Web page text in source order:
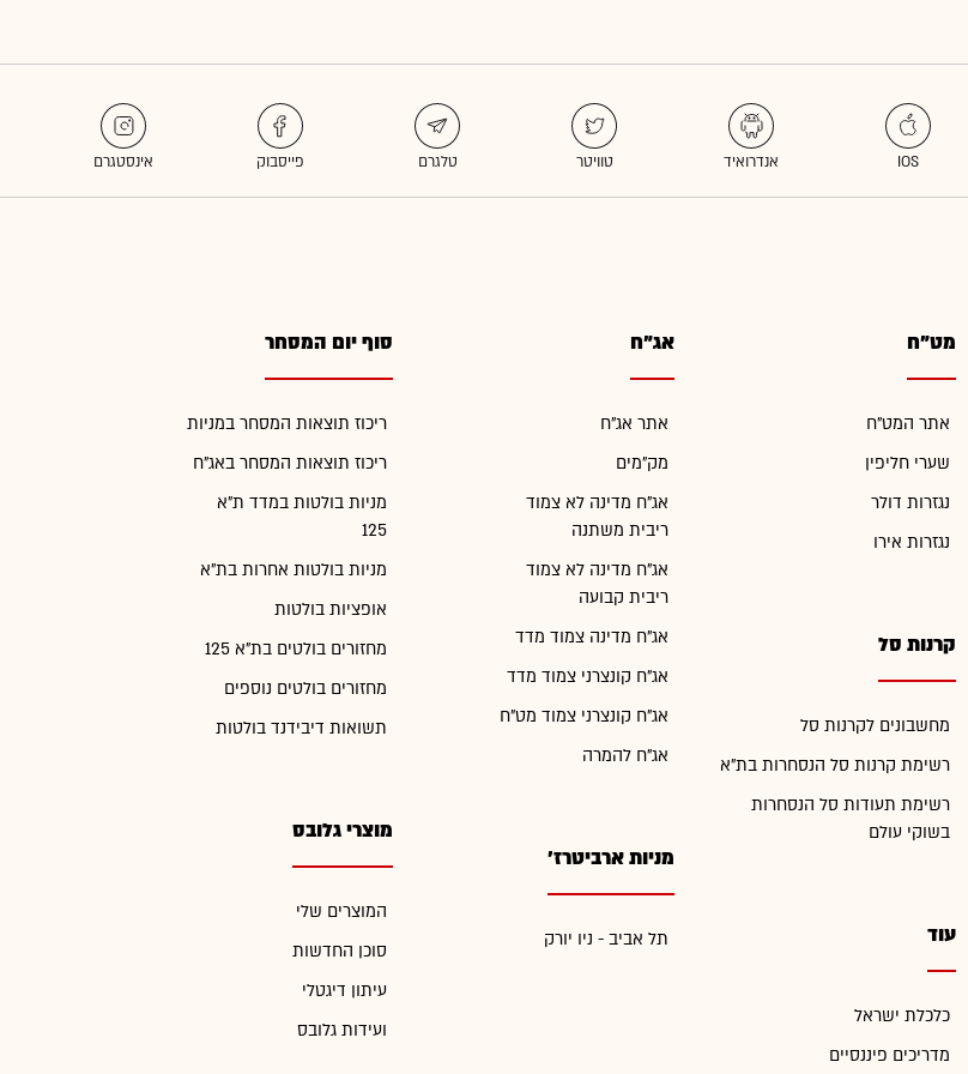
מט"ח
אתר המט"ח
שערי חליפין
נגזרות דולר
נגזרות אירו
קרנות סל
מחשבונים לקרנות סל
רשימת קרנות סל הנסחרות בת"א
רשימת תעודות סל הנסחרות
בשוקי עולם
עוד
כלכלת ישראל
מדריכים פיננסיים
אג"ח
אתר אג"ח
מק"מים
אג"ח מדינה לא צמוד
ריבית משתנה
אג"ח מדינה לא צמוד
ריבית קבועה
אג"ח מדינה צמוד מדד
אג"ח קונצרני צמוד מדד
אג"ח קונצרני צמוד מט"ח
אג"ח להמרה
מניות ארביטרז'
תל אביב - ניו יורק
סוף יום המסחר
ריכוז תוצאות המסחר במניות
ריכוז תוצאות המסחר באג"ח
מניות בולטות במדד ת"א
125
מניות בולטות אחרות בת"א
אופציות בולטות
מחזורים בולטים בת"א 125
מחזורים בולטים נוספים
תשואות דיבידנד בולטות
מוצרי גלובס
המוצרים שלי
סוכן החדשות
עיתון דיגטלי
ועידות גלובס